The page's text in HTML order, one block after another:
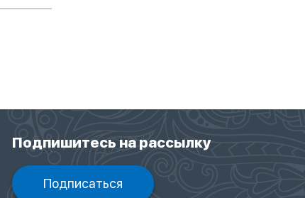
Подпишитесь на рассылку
Подписаться